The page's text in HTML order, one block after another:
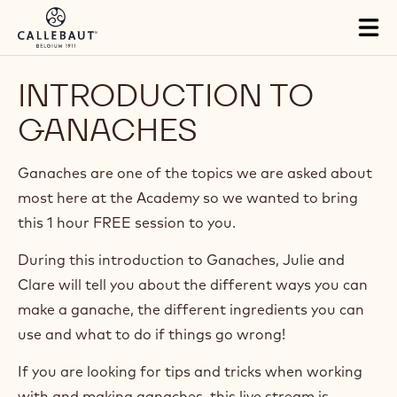
Skip to main content
INTRODUCTION TO
GANACHES
Ganaches are one of the topics we are asked about
most here at the Academy so we wanted to bring
this 1 hour FREE session to you.
During this introduction to Ganaches, Julie and
Clare will tell you about the different ways you can
make a ganache, the different ingredients you can
use and what to do if things go wrong!
If you are looking for tips and tricks when working